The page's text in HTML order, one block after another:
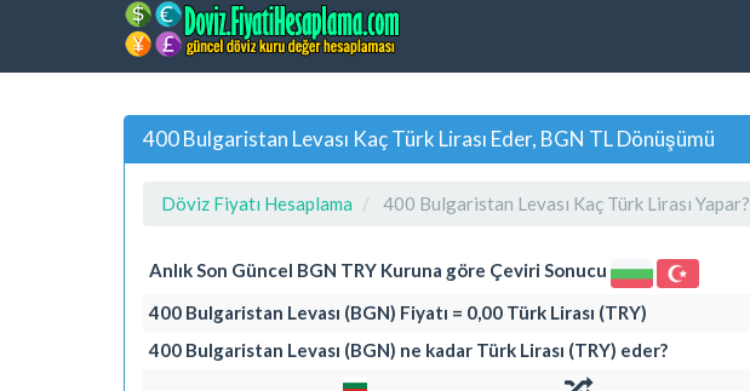
400 Bulgaristan Levası Kaç Türk Lirası Eder, BGN TL Dönüşümü
Döviz Fiyatı Hesaplama 400 Bulgaristan Levası Kaç Türk Lirası Yapar?
Anlık Son Güncel BGN TRY Kuruna göre Çeviri Sonucu
400 Bulgaristan Levası (BGN) Fiyatı = 0,00 Türk Lirası (TRY)
400 Bulgaristan Levası (BGN) ne kadar Türk Lirası (TRY) eder?